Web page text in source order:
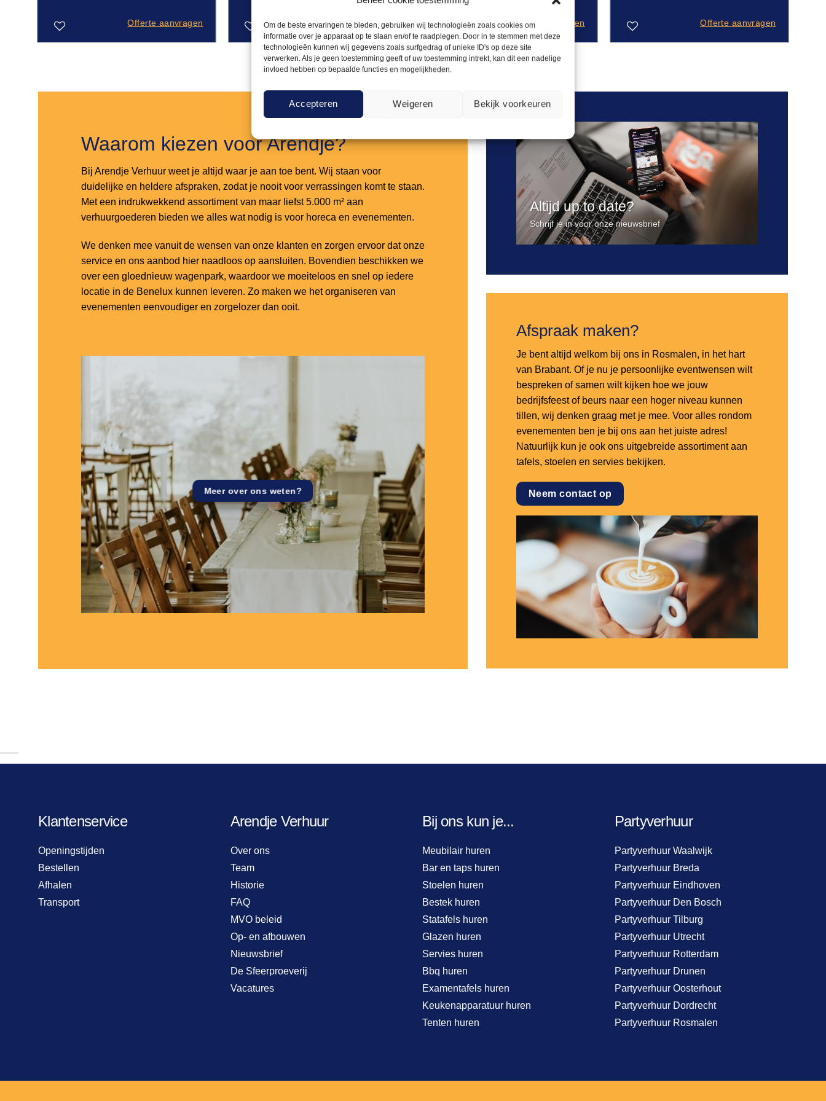
Om de beste ervaringen te bieden, gebruiken wij technologieën zoals cookies om
informatie over je apparaat op te slaan en/of te raadplegen. Door in te stemmen met deze
technologieën kunnen wij gegevens zoals surfgedrag of unieke ID's op deze site
verwerken. Als je geen toestemming geeft of uw toestemming intrekt, kan dit een nadelige
invloed hebben op bepaalde functies en mogelijkheden.
Accepteren Weigeren Bekijk voorkeuren
Offerte aanvragen Offerte aanvragen Offerte aanvragen
aan
Offerte aanvragen
Waarom kiezen voor Arendje?
Bij Arendje Verhuur weet je altijd waar je aan toe bent. Wij staan voor
duidelijke en heldere afspraken, zodat je nooit voor verrassingen komt te staan.
Met een indrukwekkend assortiment van maar liefst 5.000 m² aan
verhuurgoederen bieden we alles wat nodig is voor horeca en evenementen.
We denken mee vanuit de wensen van onze klanten en zorgen ervoor dat onze
service en ons aanbod hier naadloos op aansluiten. Bovendien beschikken we
over een gloednieuw wagenpark, waardoor we moeiteloos en snel op iedere
locatie in de Benelux kunnen leveren. Zo maken we het organiseren van
evenementen eenvoudiger en zorgelozer dan ooit.
Meer over ons weten?
Altijd up to date?
Schrijf je in voor onze nieuwsbrief
Afspraak maken?
Je bent altijd welkom bij ons in Rosmalen, in het hart
van Brabant. Of je nu je persoonlijke eventwensen wilt
bespreken of samen wilt kijken hoe we jouw
bedrijfsfeest of beurs naar een hoger niveau kunnen
tillen, wij denken graag met je mee. Voor alles rondom
evenementen ben je bij ons aan het juiste adres!
Natuurlijk kun je ook ons uitgebreide assortiment aan
tafels, stoelen en servies bekijken.
Neem contact op
Klantenservice
Openingstijden
Bestellen
Afhalen
Transport
Arendje Verhuur
Over ons
Team
Historie
FAQ
MVO beleid
Op- en afbouwen
Nieuwsbrief
De Sfeerproeverij
Vacatures
Bij ons kun je...
Meubilair huren
Bar en taps huren
Stoelen huren
Bestek huren
Statafels huren
Glazen huren
Servies huren
Bbq huren
Examentafels huren
Keukenapparatuur huren
Tenten huren
Partyverhuur
Partyverhuur Waalwijk
Partyverhuur Breda
Partyverhuur Eindhoven
Partyverhuur Den Bosch
Partyverhuur Tilburg
Partyverhuur Utrecht
Partyverhuur Rotterdam
Partyverhuur Drunen
Partyverhuur Oosterhout
Partyverhuur Dordrecht
Partyverhuur Rosmalen